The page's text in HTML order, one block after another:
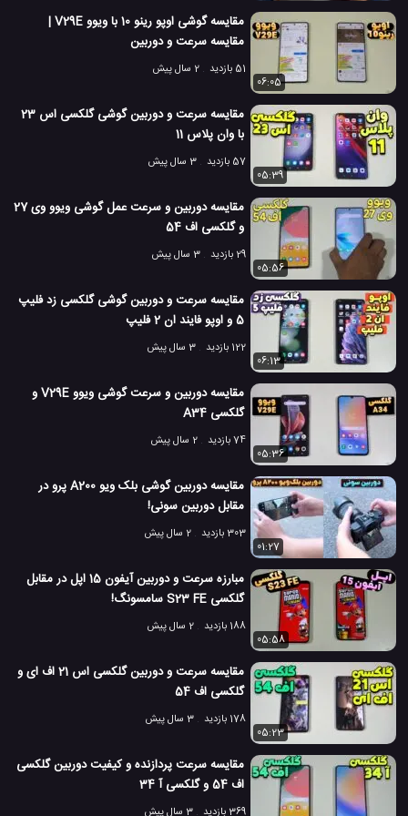
# گلکسی A80 # گلکسی A80 سامسونگ
گوشی گلکسی A71 سامسونگ
# مقایسه دوربین موبایل #
10.5 هزار بازدید
7 سال پیش تکنولوژی موبایل ویدئو ویدئو های
مقایسه گوشی اوپو رینو 10 با ویوو V29E |
مقایسه سرعت و دوربین
51 بازدید
2 سال پیش
06:05
مقایسه سرعت و دوربین گوشی گلکسی اس 23
با وان پلاس 11
57 بازدید
3 سال پیش
05:39
مقایسه دوربین و سرعت عمل گوشی ویوو وی 27
و گلکسی اف 54
29 بازدید
3 سال پیش
05:56
مقایسه سرعت و دوربین گوشی گلکسی زد فلیپ
5 و اوپو فایند ان 2 فلیپ
122 بازدید
3 سال پیش
06:13
مقایسه دوربین و سرعت گوشی ویوو V29E و
گلکسی A34
74 بازدید
2 سال پیش
05:36
مقایسه دوربین گوشی بلک ویو A200 پرو در
مقابل دوربین سونی!
303 بازدید
2 سال پیش
01:27
مبارزه سرعت و دوربین آیفون 15 اپل در مقابل
گلکسی S23 FE سامسونگ!
188 بازدید
2 سال پیش
05:58
مقایسه سرعت و دوربین گلکسی اس 21 اف ای و
گلکسی اف 54
178 بازدید
3 سال پیش
05:23
مقایسه سرعت پردازنده و کیفیت دوربین گلکسی
اف 54 و گلکسی آ 34
369 بازدید 3 سال پیش